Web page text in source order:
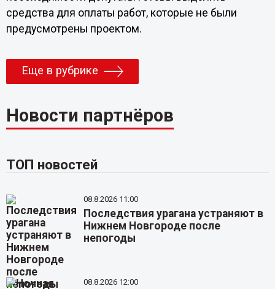
средства для оплаты работ, которые не были
предусмотрены проектом.
Еще в рубрике
Новости партнёров
ТОП новостей
08.8.2026 11:00
Последствия урагана устраняют в
Нижнем Новгороде после
непогоды
08.8.2026 12:00